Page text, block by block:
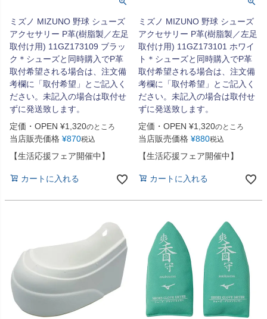
ミズノ MIZUNO 野球 シューズ
アクセサリー P革(樹脂製／左足
取付け用) 11GZ173109 ブラッ
ク＊シューズと同時購入でP革
取付希望される場合は、注文備
考欄に「取付希望」とご記入く
ださい。未記入の場合は取付せ
ずに発送致します。
定価・OPEN ¥1,320のところ
当店販売価格 ¥870税込
【生活応援フェア開催中】
カートに入れる
ミズノ MIZUNO 野球 シューズ
アクセサリー P革(樹脂製／左足
取付け用) 11GZ173101 ホワイ
ト＊シューズと同時購入でP革
取付希望される場合は、注文備
考欄に「取付希望」とご記入く
ださい。未記入の場合は取付せ
ずに発送致します。
定価・OPEN ¥1,320のところ
当店販売価格 ¥880税込
【生活応援フェア開催中】
カートに入れる